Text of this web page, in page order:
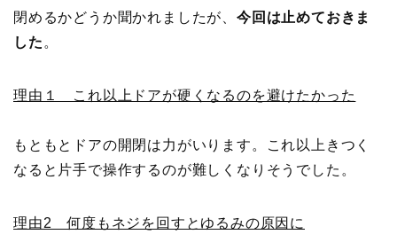
閉めるかどうか聞かれましたが、 今回は止めておきま
した 。
理由１ これ以上ドアが硬くなるのを避けたかった
もともとドアの開閉は力がいります。これ以上きつく
なると片手で操作するのが難しくなりそうでした。
理由2 何度もネジを回すとゆるみの原因に